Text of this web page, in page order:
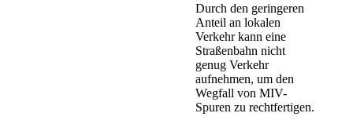
Durch den geringeren
Anteil an lokalen
Verkehr kann eine
Straßenbahn nicht
genug Verkehr
aufnehmen, um den
Wegfall von MIV-
Spuren zu rechtfertigen.